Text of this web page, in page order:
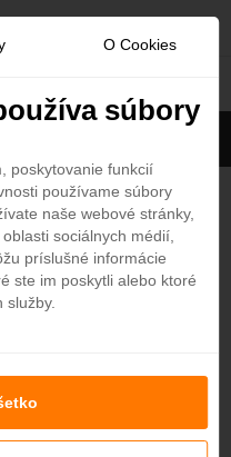
úZobraziť všetky
od 1250€
O Cookies
súbory
poskytovanie funkcií
používame súbory
naše webové stránky,
sociálnych médií,
príslušné informácie
ste im poskytli alebo ktoré
služby.